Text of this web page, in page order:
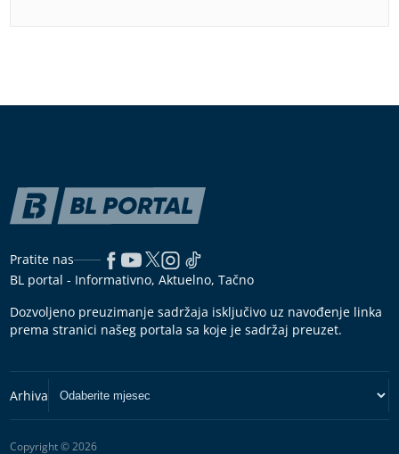
Pratite nas
BL portal - Informativno, Aktuelno, Tačno
Dozvoljeno preuzimanje sadržaja isključivo uz navođenje linka
prema stranici našeg portala sa koje je sadržaj preuzet.
Copyright © 2026